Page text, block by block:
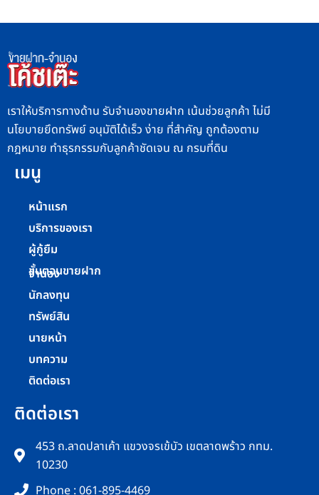
เราให้บริการทางด้าน รับจำนองขายฝาก เน้นช่วยลูกค้า ไม่มี
นโยบายยึดทรัพย์ อนุมัติได้เร็ว ง่าย ที่สำคัญ ถูกต้องตาม
กฎหมาย ทำธุรกรรมกับลูกค้าชัดเจน ณ กรมที่ดิน
เมนู
หน้าแรก
บริการของเรา
ผู้กู้ยืม
ขั้นตอนขายฝาก
จำนอง
นักลงทุน
ทรัพย์สิน
นายหน้า
บทความ
ติดต่อเรา
ติดต่อเรา
453 ถ.ลาดปลาเค้า แขวงจรเข้บัว เขตลาดพร้าว กทม.
10230
Phone : 061-895-4469